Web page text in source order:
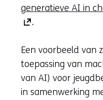
generatieve AI in
.
Een voorbeeld van
toepassing van
van AI) voor
in samenwerking